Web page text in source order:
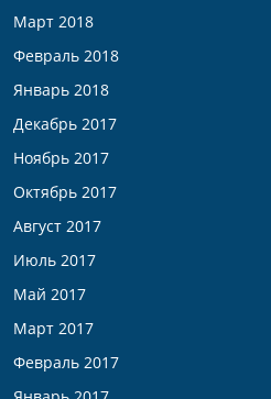
Март 2018
Февраль 2018
Январь 2018
Декабрь 2017
Ноябрь 2017
Октябрь 2017
Август 2017
Июль 2017
Май 2017
Март 2017
Февраль 2017